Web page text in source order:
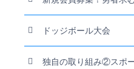
ドッジボール大会
独自の取り組み②スポ